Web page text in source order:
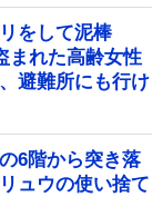
をして泥棒
れた高齢女性
避難所にも行け
6階から突き落
ュウの使い捨て